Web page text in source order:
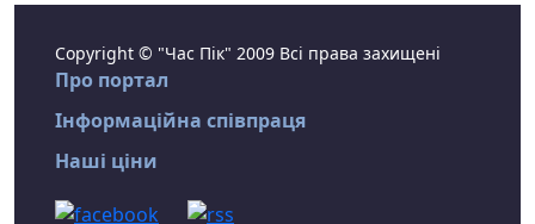
Copyright © "Час Пік" 2009 Всі права захищені
Про портал
Інформаційна співпраця
Наші ціни